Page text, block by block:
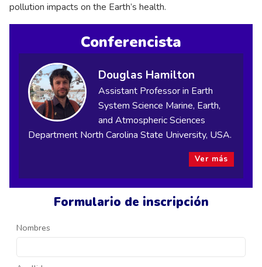
Formulario de inscripción
Nombres
pollution impacts on the Earth’s health.
Conferencista
Douglas Hamilton
Assistant Professor in Earth
System Science Marine, Earth,
and Atmospheric Sciences
Department North Carolina State University, USA.
Ver más